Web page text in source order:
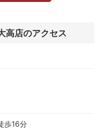
高店のアクセス
歩16分